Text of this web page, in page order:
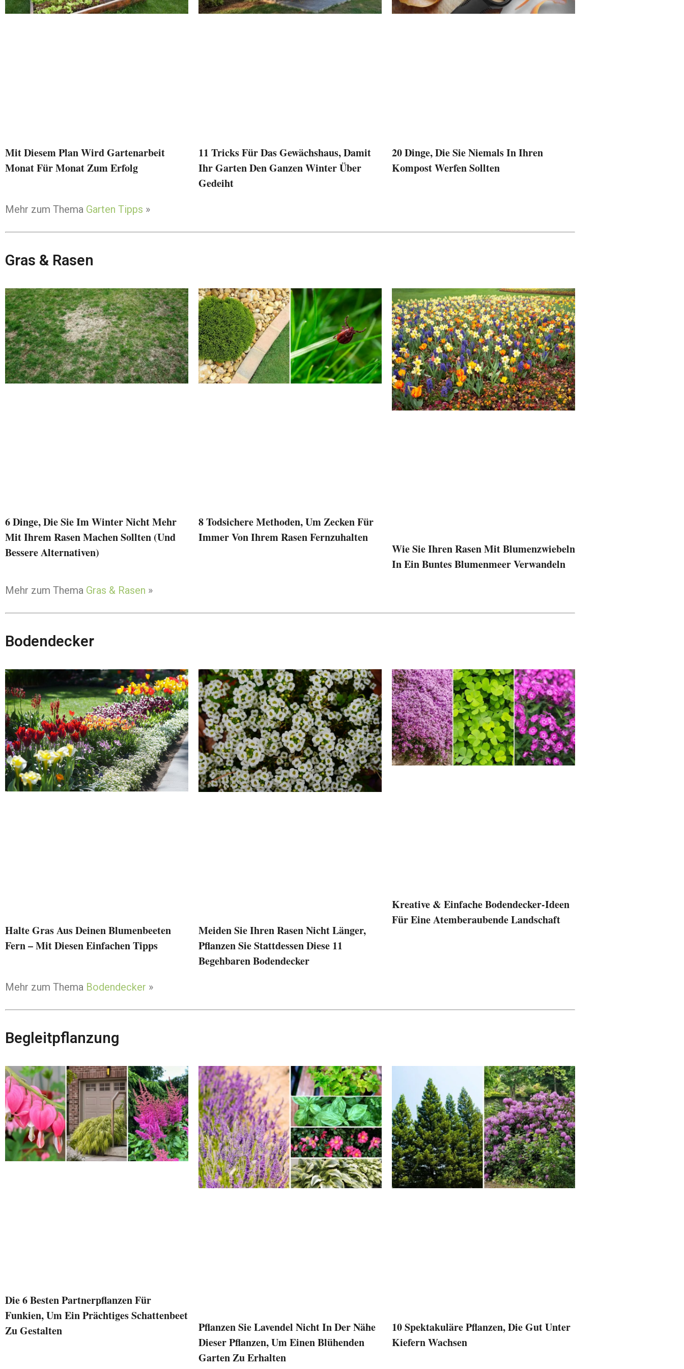
Mit Diesem Plan Wird Gartenarbeit
Monat Für Monat Zum Erfolg
11 Tricks Für Das Gewächshaus, Damit
Ihr Garten Den Ganzen Winter Über
Gedeiht
20 Dinge, Die Sie Niemals In Ihren
Kompost Werfen Sollten
Mehr zum Thema Garten Tipps »
Gras & Rasen
6 Dinge, Die Sie Im Winter Nicht Mehr
Mit Ihrem Rasen Machen Sollten (und
Bessere Alternativen)
8 Todsichere Methoden, Um Zecken Für
Immer Von Ihrem Rasen Fernzuhalten
Wie Sie Ihren Rasen Mit Blumenzwiebeln
In Ein Buntes Blumenmeer Verwandeln
Mehr zum Thema Gras & Rasen »
Bodendecker
Halte Gras Aus Deinen Blumenbeeten
Fern – Mit Diesen Einfachen Tipps
Meiden Sie Ihren Rasen Nicht Länger,
Pflanzen Sie Stattdessen Diese 11
Begehbaren Bodendecker
Kreative & Einfache Bodendecker-Ideen
Für Eine Atemberaubende Landschaft
Mehr zum Thema Bodendecker »
Begleitpflanzung
Die 6 Besten Partnerpflanzen Für
Funkien, Um Ein Prächtiges Schattenbeet
Zu Gestalten
Pflanzen Sie Lavendel Nicht In Der Nähe
Dieser Pflanzen, Um Einen Blühenden
Garten Zu Erhalten
10 Spektakuläre Pflanzen, Die Gut Unter
Kiefern Wachsen